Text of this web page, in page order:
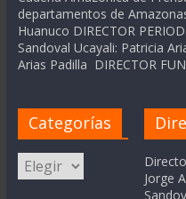
departamentos de
Huanuco DIRECTOR
Sandoval Ucayali: Patricia
Arias Padilla DIRECTOR
Categorías
Categorías
Jorge